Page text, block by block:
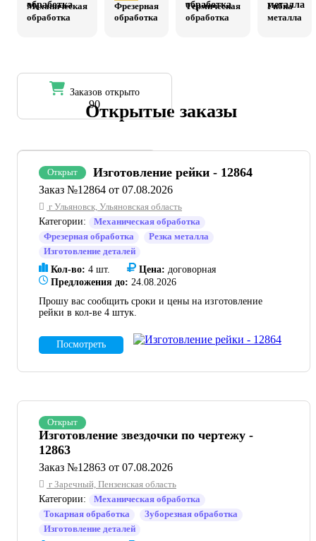
Механическая
обработка
Фрезерная
обработка
Термическая
обработка
Гибка
металла
Заказов открыто
90
Открытые заказы
Открыт Изготовление рейки - 12864
Заказ №12864 от 07.08.2026
г Ульяновск, Ульяновская область
Категории:
Механическая обработка
Фрезерная обработка
Резка металла
Изготовление деталей
Кол-во: 4 шт. Цена: договорная
Предложения до: 24.08.2026
Прошу вас сообщить сроки и цены на изготовление
рейки в кол-ве 4 штук.
Посмотреть
Открыт
Изготовление звездочки по чертежу -
12863
Заказ №12863 от 07.08.2026
г Заречный, Пензенская область
Категории:
Механическая обработка
Токарная обработка
Зуборезная обработка
Изготовление деталей